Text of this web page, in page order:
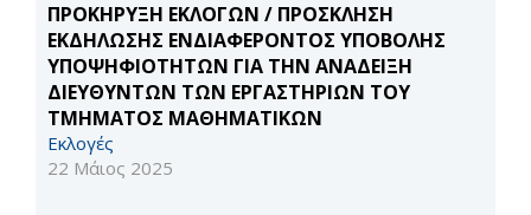
ΠΡΟΚΗΡΥΞΗ ΕΚΛΟΓΩΝ / ΠΡΟΣΚΛΗΣΗ
ΕΚΔΗΛΩΣΗΣ ΕΝΔΙΑΦΕΡΟΝΤΟΣ ΥΠΟΒΟΛΗΣ
ΥΠΟΨΗΦΙΟΤΗΤΩΝ ΓΙΑ ΤΗΝ ΑΝΑΔΕΙΞΗ
ΔΙΕΥΘΥΝΤΩΝ ΤΩΝ ΕΡΓΑΣΤΗΡΙΩΝ ΤΟΥ
ΤΜΗΜΑΤΟΣ ΜΑΘΗΜΑΤΙΚΩΝ
Εκλογές
22 Μάιος 2025